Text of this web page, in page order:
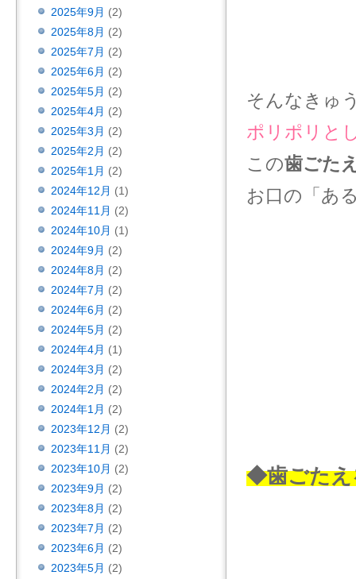
そんなきゅ
ポリポリと
この歯ごた
お口の「あ
◆歯ごたえ
2025年9月 (2)
2025年8月 (2)
2025年7月 (2)
2025年6月 (2)
2025年5月 (2)
2025年4月 (2)
2025年3月 (2)
2025年2月 (2)
2025年1月 (2)
2024年12月 (1)
2024年11月 (2)
2024年10月 (1)
2024年9月 (2)
2024年8月 (2)
2024年7月 (2)
2024年6月 (2)
2024年5月 (2)
2024年4月 (1)
2024年3月 (2)
2024年2月 (2)
2024年1月 (2)
2023年12月 (2)
2023年11月 (2)
2023年10月 (2)
2023年9月 (2)
2023年8月 (2)
2023年7月 (2)
2023年6月 (2)
2023年5月 (2)